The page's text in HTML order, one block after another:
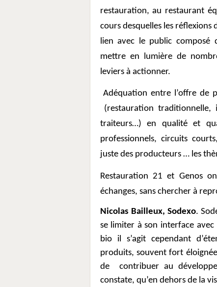
restauration, au restaurant
cours desquelles les
lien avec le public composé
mettre en lumière de
leviers à actionner.
Adéquation entre l’offre de
(restauration traditionnelle,
traiteurs…) en qualité et
professionnels, circuits
juste des producteurs … les
Restauration 21 et Genos
échanges, sans chercher à
Nicolas Bailleux, Sodexo.
se limiter à son interface avec
bio il s’agit cependant
produits, souvent fort
de
contribuer au
constate, qu’en dehors de la